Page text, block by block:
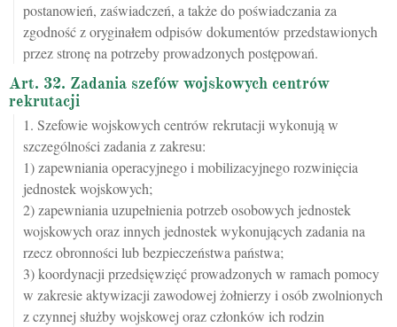
postanowień, zaświadczeń, a także do poświadczania za
zgodność z oryginałem odpisów dokumentów przedstawionych
przez stronę na potrzeby prowadzonych postępowań.
Art. 32. Zadania szefów wojskowych centrów
rekrutacji
1. Szefowie wojskowych centrów rekrutacji wykonują w
szczególności zadania z zakresu:
1) zapewniania operacyjnego i mobilizacyjnego rozwinięcia
jednostek wojskowych;
2) zapewniania uzupełnienia potrzeb osobowych jednostek
wojskowych oraz innych jednostek wykonujących zadania na
rzecz obronności lub bezpieczeństwa państwa;
3) koordynacji przedsięwzięć prowadzonych w ramach pomocy
w zakresie aktywizacji zawodowej żołnierzy i osób zwolnionych
z czynnej służby wojskowej oraz członków ich rodzin